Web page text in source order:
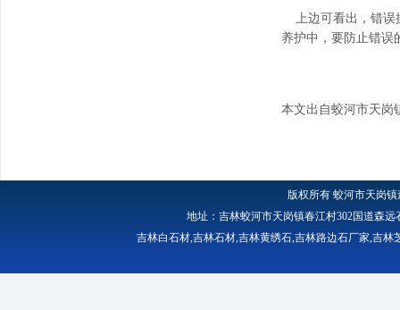
上边可看出，错误
养护中，要防止错误
本文出自蛟河市天岗
版权所有蛟河市天岗
地址：吉林蛟河市天岗镇春江村302国道森远
吉林白石材,吉林石材,吉林黄绣石,吉林路边石厂家,吉林